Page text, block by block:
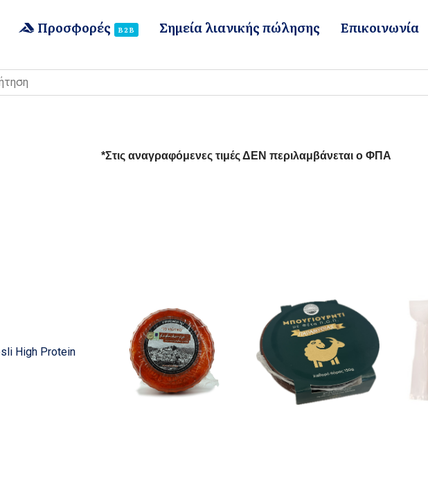
Προσφορές B2B Σημεία λιανικής πώλησης Επικοινωνία
*Στις αναγραφόμενες τιμές ΔΕΝ περιλαμβάνεται ο ΦΠΑ